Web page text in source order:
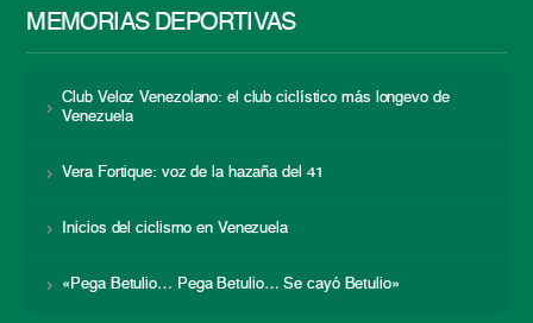
MEMORIAS DEPORTIVAS
Club Veloz Venezolano: el club ciclístico más longevo de
Venezuela
Vera Fortique: voz de la hazaña del 41
Inicios del ciclismo en Venezuela
«Pega Betulio… Pega Betulio… Se cayó Betulio»